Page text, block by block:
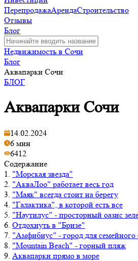
ПерепродажаАрендаСтроительство
Отзывы
Блог
Недвижимость в Сочи
Блог
Аквапарки Сочи
БЛОГ
Аквапарки Сочи
14.02.2024
6 мин
6412
Содержание
1. "Морская звезда"
2. "АкваЛоо" работает весь год
3. "Маяк" всегда стоит на берегу
4. "Галактика", в которой есть все
5. "Наутилус" - просторный оазис
6. Отдохнуть в "Бризе"
7. "Амфибиус" - город для семейного
8. "Mountain Beach" - горный пляж
9. Аквапарки прямо в море